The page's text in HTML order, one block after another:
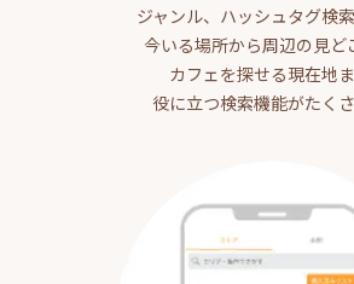
ジャンル、ハッシュタグ検索
今いる場所から周辺の見ど
カフェを探せる現在地
役に立つ検索機能がたくさ